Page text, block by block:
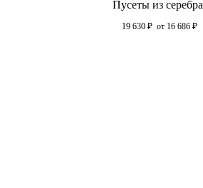
Пусеты из серебра
19 630 ₽ от 16 686 ₽